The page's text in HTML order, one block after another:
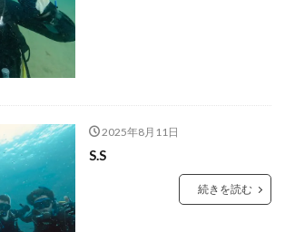
2025年8月11日
S.S
続きを読む